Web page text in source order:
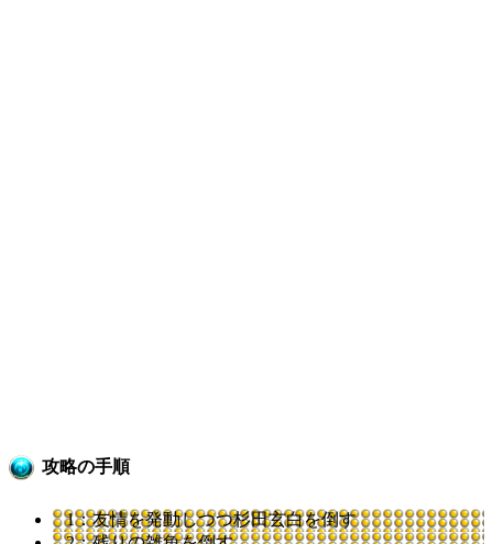
攻略の手順
1：友情を発動しつつ杉田玄白を倒す